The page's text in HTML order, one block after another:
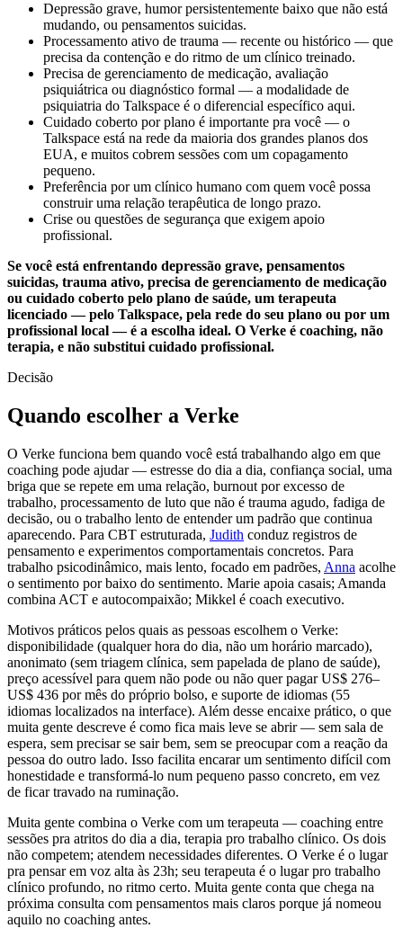
Depressão grave, humor persistentemente baixo que não está
mudando, ou pensamentos suicidas.
Processamento ativo de trauma — recente ou histórico — que
precisa da contenção e do ritmo de um clínico treinado.
Precisa de gerenciamento de medicação, avaliação
psiquiátrica ou diagnóstico formal — a modalidade de
psiquiatria do Talkspace é o diferencial específico aqui.
Cuidado coberto por plano é importante pra você — o
Talkspace está na rede da maioria dos grandes planos dos
EUA, e muitos cobrem sessões com um copagamento
pequeno.
Preferência por um clínico humano com quem você possa
construir uma relação terapêutica de longo prazo.
Crise ou questões de segurança que exigem apoio
profissional.
Se você está enfrentando depressão grave, pensamentos
suicidas, trauma ativo, precisa de gerenciamento de medicação
ou cuidado coberto pelo plano de saúde, um terapeuta
licenciado — pelo Talkspace, pela rede do seu plano ou por um
profissional local — é a escolha ideal. O Verke é coaching, não
terapia, e não substitui cuidado profissional.
Decisão
Quando escolher a Verke
O Verke funciona bem quando você está trabalhando algo em que
coaching pode ajudar — estresse do dia a dia, confiança social, uma
briga que se repete em uma relação, burnout por excesso de
trabalho, processamento de luto que não é trauma agudo, fadiga de
decisão, ou o trabalho lento de entender um padrão que continua
aparecendo. Para CBT estruturada, Judith conduz registros de
pensamento e experimentos comportamentais concretos. Para
trabalho psicodinâmico, mais lento, focado em padrões, Anna acolhe
o sentimento por baixo do sentimento. Marie apoia casais; Amanda
combina ACT e autocompaixão; Mikkel é coach executivo.
Motivos práticos pelos quais as pessoas escolhem o Verke:
disponibilidade (qualquer hora do dia, não um horário marcado),
anonimato (sem triagem clínica, sem papelada de plano de saúde),
preço acessível para quem não pode ou não quer pagar US$ 276–
US$ 436 por mês do próprio bolso, e suporte de idiomas (55
idiomas localizados na interface). Além desse encaixe prático, o que
muita gente descreve é como fica mais leve se abrir — sem sala de
espera, sem precisar se sair bem, sem se preocupar com a reação da
pessoa do outro lado. Isso facilita encarar um sentimento difícil com
honestidade e transformá-lo num pequeno passo concreto, em vez
de ficar travado na ruminação.
Muita gente combina o Verke com um terapeuta — coaching entre
sessões pra atritos do dia a dia, terapia pro trabalho clínico. Os dois
não competem; atendem necessidades diferentes. O Verke é o lugar
pra pensar em voz alta às 23h; seu terapeuta é o lugar pro trabalho
clínico profundo, no ritmo certo. Muita gente conta que chega na
próxima consulta com pensamentos mais claros porque já nomeou
aquilo no coaching antes.